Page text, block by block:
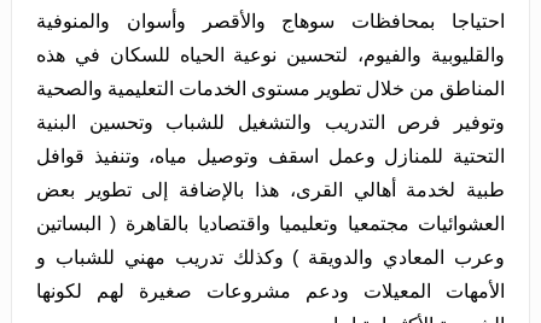
احتياجا بمحافظات سوهاج والأقصر وأسوان والمنوفية
والقليوبية والفيوم، لتحسين نوعية الحياه للسكان في هذه
المناطق من خلال تطوير مستوى الخدمات التعليمية والصحية
وتوفير فرص التدريب والتشغيل للشباب وتحسين البنية
التحتية للمنازل وعمل اسقف وتوصيل مياه، وتنفيذ قوافل
طبية لخدمة أهالي القرى، هذا بالإضافة إلى تطوير بعض
العشوائيات مجتمعيا وتعليميا واقتصاديا بالقاهرة ( البساتين
وعرب المعادي والدويقة ) وكذلك تدريب مهني للشباب و
الأمهات المعيلات ودعم مشروعات صغيرة لهم لكونها